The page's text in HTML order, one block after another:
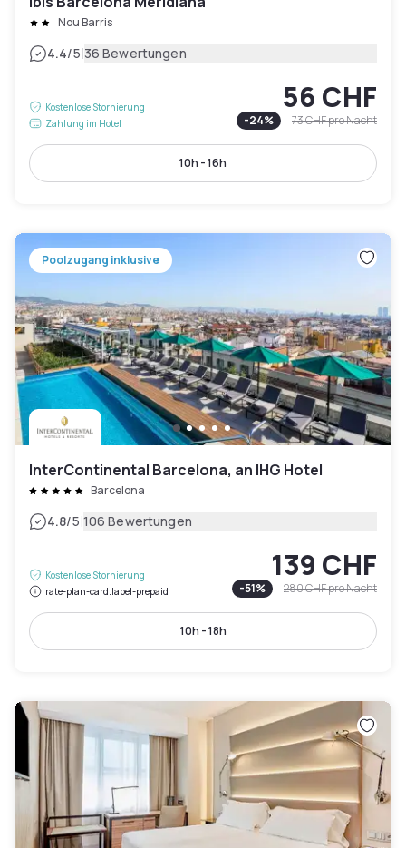
Nou Barris
4.4/5|36 Bewertungen
Kostenlose Stornierung
Zahlung im Hotel
56 CHF
-24% 73 CHFpro Nacht
10h - 16h
Poolzugang inklusive
InterContinental Barcelona, an IHG Hotel
Barcelona
4.8/5|106 Bewertungen
Kostenlose Stornierung
rate-plan-card.label-prepaid
139 CHF
-51% 280 CHFpro Nacht
10h - 18h